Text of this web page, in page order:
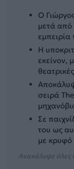
Ο
μετά
Η
εκείνον,
σειρά
Σε
του ως
με κρυφό
Ανακάλυψε όλες